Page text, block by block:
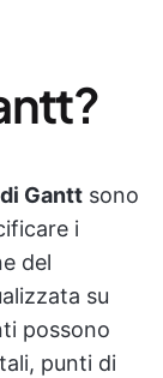
Gantt sono
i
del
su
possono
punti di